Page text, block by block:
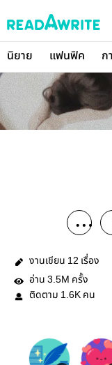
นิยาย แฟนฟิค ก
งานเขียน 12 เรื่อง
อ่าน 3.5M ครั้ง
ติดตาม 1.6K คน